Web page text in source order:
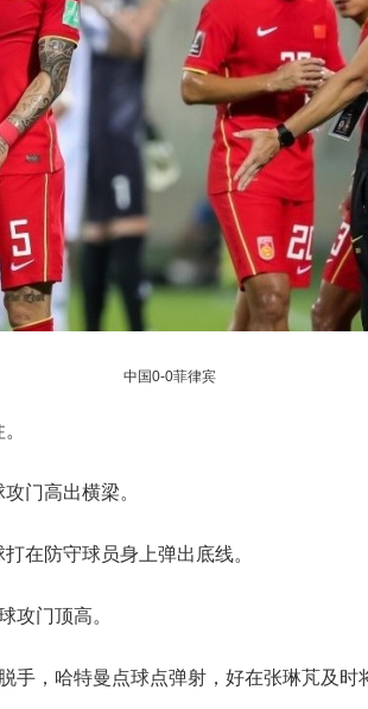
中国0-0菲律宾
门高出横梁。
在防守球员身上弹出底线。
攻门顶高。
手，哈特曼点球点弹射，好在张琳芃及时